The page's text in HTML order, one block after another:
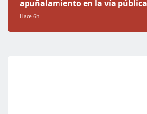
apuñalamiento en la vía pública
Hace 6h